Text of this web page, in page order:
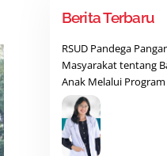
Berita Terbaru
RSUD Pandega
Masyarakat tentang
Anak Melalui Program